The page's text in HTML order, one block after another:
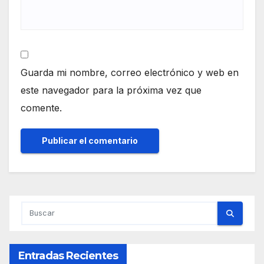
Guarda mi nombre, correo electrónico y web en
este navegador para la próxima vez que
comente.
Entradas Recientes